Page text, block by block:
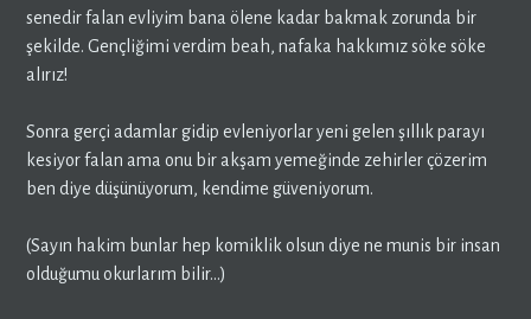
senedir falan evliyim bana ölene kadar bakmak zorunda bir
şekilde. Gençliğimi verdim beah, nafaka hakkımız söke söke
alırız!
Sonra gerçi adamlar gidip evleniyorlar yeni gelen şıllık parayı
kesiyor falan ama onu bir akşam yemeğinde zehirler çözerim
ben diye düşünüyorum, kendime güveniyorum.
(Sayın hakim bunlar hep komiklik olsun diye ne munis bir insan
olduğumu okurlarım bilir…)